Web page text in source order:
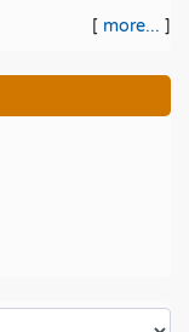
[ more... ]